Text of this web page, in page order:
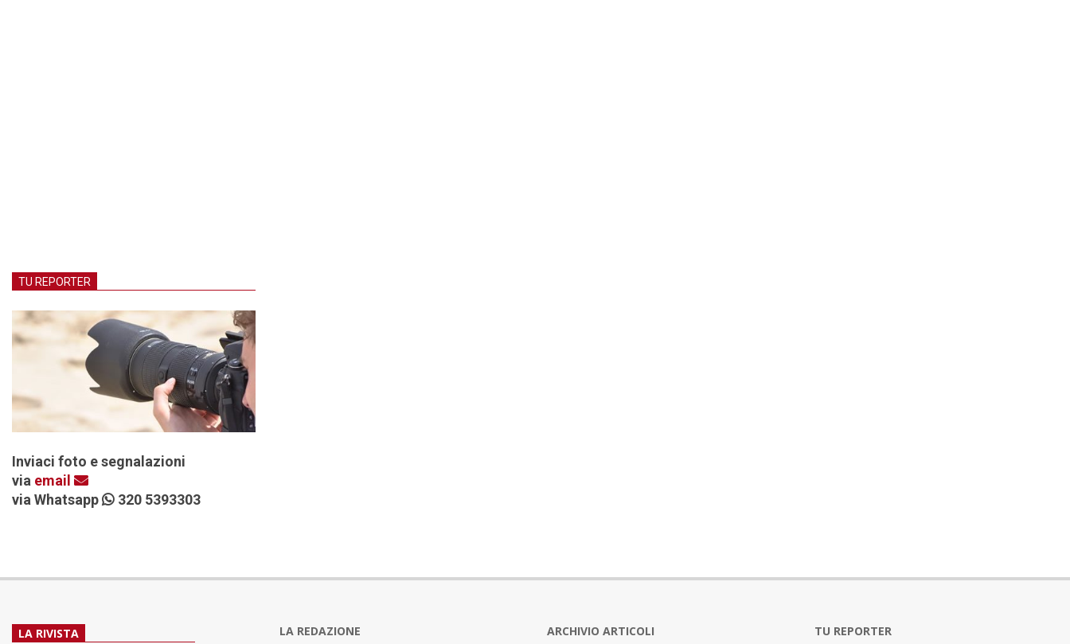
TU REPORTER
Inviaci foto e segnalazioni
via email
via Whatsapp
320 5393303
LA RIVISTA
LA REDAZIONE
ARCHIVIO ARTICOLI
TU REPORTER